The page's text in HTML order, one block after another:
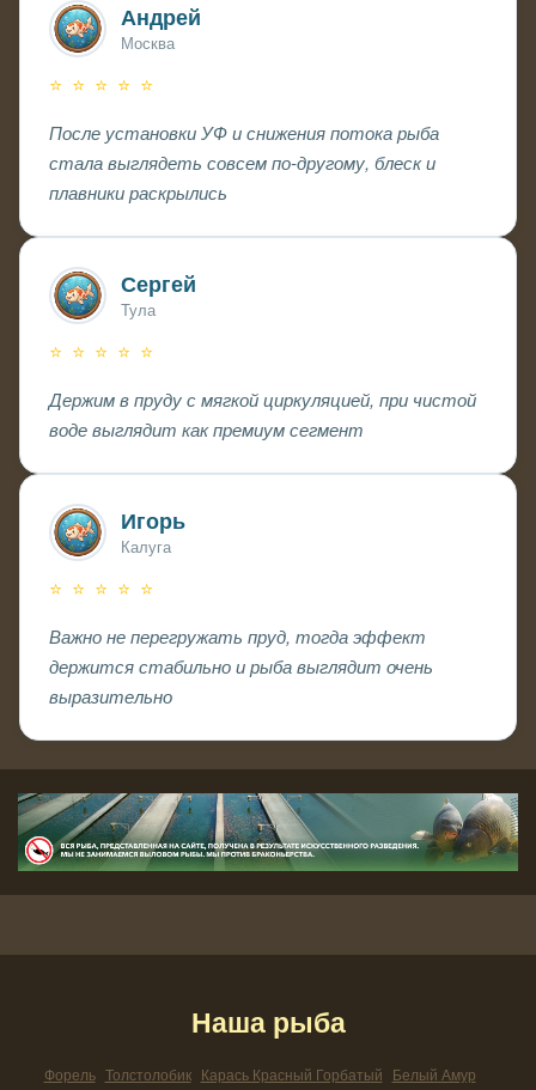
Андрей
Москва
⭐ ⭐ ⭐ ⭐ ⭐
После установки УФ и снижения потока рыба
стала выглядеть совсем по-другому, блеск и
плавники раскрылись
Сергей
Тула
⭐ ⭐ ⭐ ⭐ ⭐
Держим в пруду с мягкой циркуляцией, при чистой
воде выглядит как премиум сегмент
Игорь
Калуга
⭐ ⭐ ⭐ ⭐ ⭐
Важно не перегружать пруд, тогда эффект
держится стабильно и рыба выглядит очень
выразительно
Наша рыба
Форель Толстолобик Карась Красный Горбатый Белый Амур